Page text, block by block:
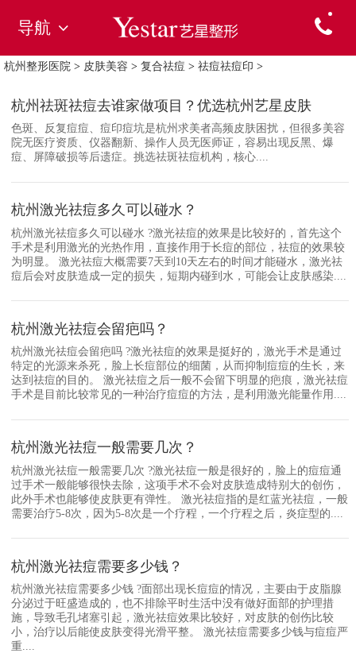
导航
杭州整形医院 > 皮肤美容 > 复合祛痘 > 祛痘祛痘印 >
杭州祛斑祛痘去谁家做项目？优选杭州艺星皮肤
色斑、反复痘痘、痘印痘坑是杭州求美者高频皮肤困扰，但很多美容
院无医疗资质、仪器翻新、操作人员无医师证，容易出现反黑、爆
痘、屏障破损等后遗症。挑选祛斑祛痘机构，核心....
杭州激光祛痘多久可以碰水？
杭州激光祛痘多久可以碰水 ?激光祛痘的效果是比较好的，首先这个
手术是利用激光的光热作用，直接作用于长痘的部位，祛痘的效果较
为明显。 激光祛痘大概需要7天到10天左右的时间才能碰水，激光祛
痘后会对皮肤造成一定的损失，短期内碰到水，可能会让皮肤感染....
杭州激光祛痘会留疤吗？
杭州激光祛痘会留疤吗 ?激光祛痘的效果是挺好的，激光手术是通过
特定的光源来杀死，脸上长痘部位的细菌，从而抑制痘痘的生长，来
达到祛痘的目的。 激光祛痘之后一般不会留下明显的疤痕，激光祛痘
手术是目前比较常见的一种治疗痘痘的方法，是利用激光能量作用....
杭州激光祛痘一般需要几次？
杭州激光祛痘一般需要几次 ?激光祛痘一般是很好的，脸上的痘痘通
过手术一般能够很快去除，这项手术不会对皮肤造成特别大的创伤，
此外手术也能够使皮肤更有弹性。 激光祛痘指的是红蓝光祛痘，一般
需要治疗5-8次，因为5-8次是一个疗程，一个疗程之后，炎症型的....
杭州激光祛痘需要多少钱？
杭州激光祛痘需要多少钱 ?面部出现长痘痘的情况，主要由于皮脂腺
分泌过于旺盛造成的，也不排除平时生活中没有做好面部的护理措
施，导致毛孔堵塞引起，激光祛痘效果比较好，对皮肤的创伤比较
小，治疗以后能使皮肤变得光滑平整。 激光祛痘需要多少钱与痘痘严
重....